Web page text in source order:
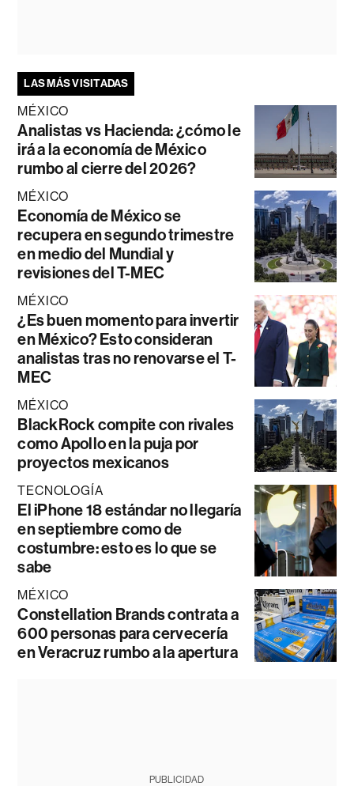
LAS MÁS VISITADAS
MÉXICO
Analistas vs Hacienda: ¿cómo le
irá a la economía de México
rumbo al cierre del 2026?
MÉXICO
Economía de México se
recupera en segundo trimestre
en medio del Mundial y
revisiones del T-MEC
MÉXICO
¿Es buen momento para invertir
en México? Esto consideran
analistas tras no renovarse el T-
MEC
MÉXICO
BlackRock compite con rivales
como Apollo en la puja por
proyectos mexicanos
TECNOLOGÍA
El iPhone 18 estándar no llegaría
en septiembre como de
costumbre: esto es lo que se
sabe
MÉXICO
Constellation Brands contrata a
600 personas para cervecería
en Veracruz rumbo a la apertura
PUBLICIDAD